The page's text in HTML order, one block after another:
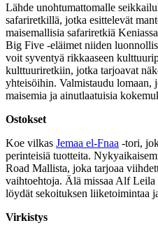
Lähde unohtumattomalle
safariretkillä, jotka esittelevät
maisemallisia safariretkiä
Big Five -eläimet niiden
voit syventyä rikkaaseen
kulttuuriretkiin, jotka tarjoavat
yhteisöihin. Valmistaudu lomaan,
maisemia ja ainutlaatuisia
Ostokset
Koe vilkas Jemaa el-Fnaa -tori,
perinteisiä tuotteita.
Road Mallista, joka tarjoaa
vaihtoehtoja. Älä missaa Alf Leila
löydät sekoituksen liiketoimintaa
Virkistys